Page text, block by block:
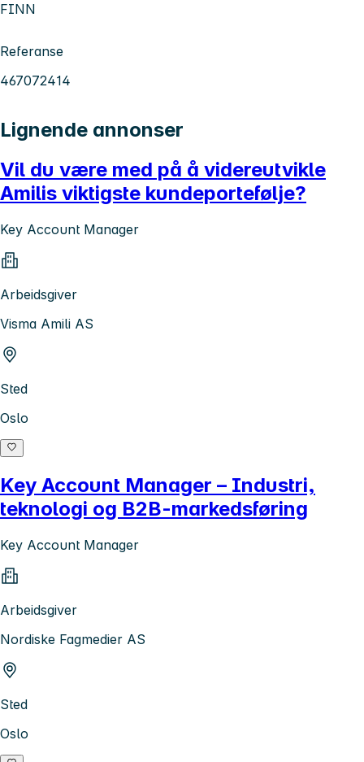
FINN
Referanse
467072414
Lignende annonser
Vil du være med på å videreutvikle
Amilis viktigste kundeportefølje?
Key Account Manager
Arbeidsgiver
Visma Amili AS
Sted
Oslo
Key Account Manager – Industri,
teknologi og B2B-markedsføring
Key Account Manager
Arbeidsgiver
Nordiske Fagmedier AS
Sted
Oslo